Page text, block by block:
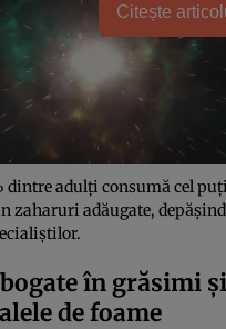
Citește
adulți consumă cel
zaharuri adăugate,
în grăsimi
de foame